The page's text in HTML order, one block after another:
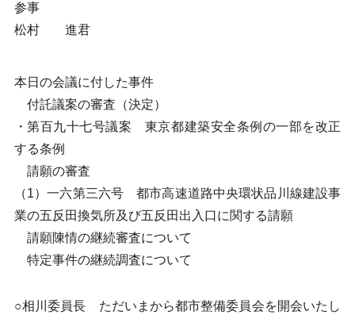
参事
松村 進君
本日の会議に付した事件
付託議案の審査（決定）
・第百九十七号議案 東京都建築安全条例の一部を改正
する条例
請願の審査
（1）一六第三六号 都市高速道路中央環状品川線建設事
業の五反田換気所及び五反田出入口に関する請願
請願陳情の継続審査について
特定事件の継続調査について
○相川委員長 ただいまから都市整備委員会を開会いたし